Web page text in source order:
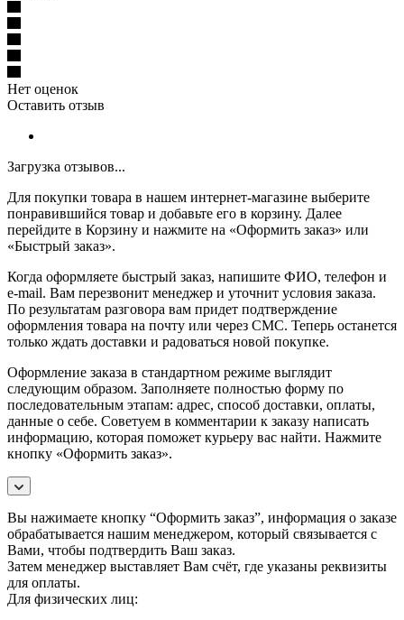
Нет оценок
Оставить отзыв
Загрузка отзывов...
Для покупки товара в нашем интернет-магазине выберите
понравившийся товар и добавьте его в корзину. Далее
перейдите в Корзину и нажмите на «Оформить заказ» или
«Быстрый заказ».
Когда оформляете быстрый заказ, напишите ФИО, телефон и
e-mail. Вам перезвонит менеджер и уточнит условия заказа.
По результатам разговора вам придет подтверждение
оформления товара на почту или через СМС. Теперь останется
только ждать доставки и радоваться новой покупке.
Оформление заказа в стандартном режиме выглядит
следующим образом. Заполняете полностью форму по
последовательным этапам: адрес, способ доставки, оплаты,
данные о себе. Советуем в комментарии к заказу написать
информацию, которая поможет курьеру вас найти. Нажмите
кнопку «Оформить заказ».
Вы нажимаете кнопку “Оформить заказ”, информация о заказе
обрабатывается нашим менеджером, который связывается с
Вами, чтобы подтвердить Ваш заказ.
Затем менеджер выставляет Вам счёт, где указаны реквизиты
для оплаты.
Для физических лиц: